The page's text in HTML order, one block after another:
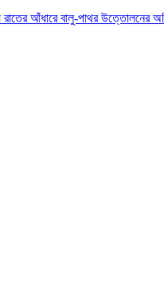
রাতের আঁধারে বালু-পাথর উত্তোলনের